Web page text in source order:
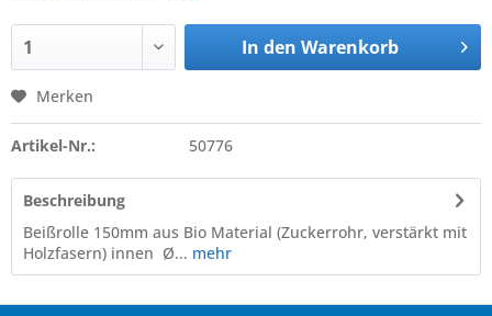
In den Warenkorb
Merken
Artikel-Nr.: 50776
Beschreibung
Beißrolle 150mm aus Bio Material (Zuckerrohr, verstärkt mit
Holzfasern) innen Ø... mehr